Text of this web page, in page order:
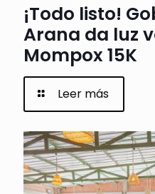
¡Todo listo!
Arana da luz
Mompox 15K
Leer más